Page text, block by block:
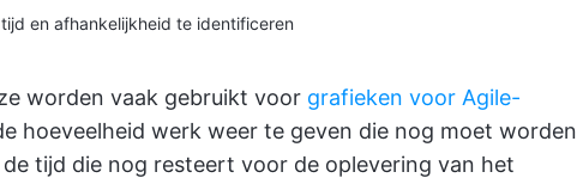
tijd en afhankelijkheid te identificeren
worden vaak gebruikt voor grafieken voor Agile-
hoeveelheid werk weer te geven die nog moet worden
tijd die nog resteert voor de oplevering van het